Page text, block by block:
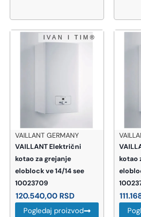
VAILLANT GERMANY
VAILLANT Električni
kotao za grejanje
eloblock ve 14/14 see
10023709
120.540,00 RSD
Pogledaj proizvod
kotao